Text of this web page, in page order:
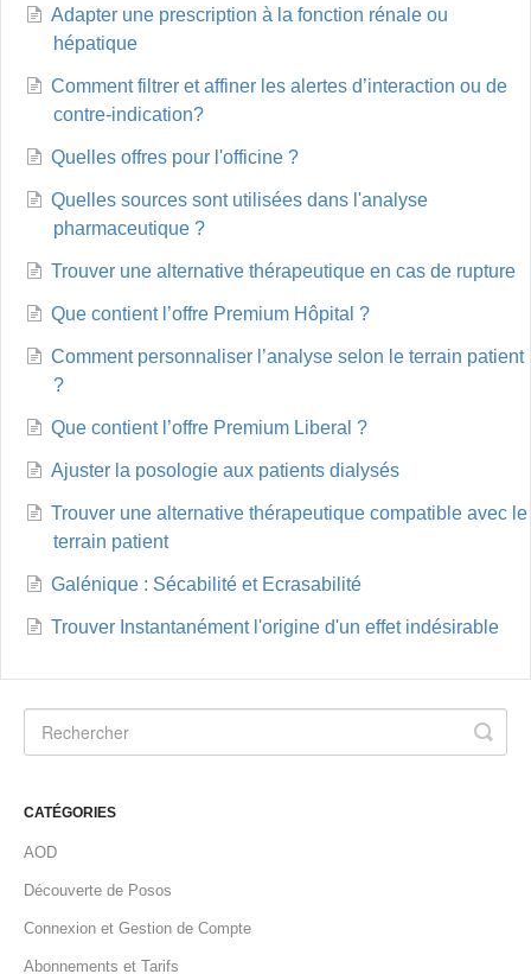
Adapter une prescription à la fonction rénale ou
hépatique
Comment filtrer et affiner les alertes d’interaction ou de
contre-indication?
Quelles offres pour l'officine ?
Quelles sources sont utilisées dans l'analyse
pharmaceutique ?
Trouver une alternative thérapeutique en cas de rupture
Que contient l’offre Premium Hôpital ?
Comment personnaliser l’analyse selon le terrain patient
?
Que contient l’offre Premium Liberal ?
Ajuster la posologie aux patients dialysés
Trouver une alternative thérapeutique compatible avec le
terrain patient
Galénique : Sécabilité et Ecrasabilité
Trouver Instantanément l'origine d'un effet indésirable
CATÉGORIES
AOD
Découverte de Posos
Connexion et Gestion de Compte
Abonnements et Tarifs